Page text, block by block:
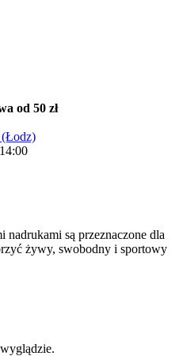
od 50 zł
(Łodz)
są przeznaczone dla
żywy, swobodny i sportowy